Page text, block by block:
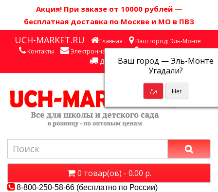
Акция! При заказе от 10000 рублей —
бесплатная доставка по Москве и МО в ПВЗ
UCH-MARKET.RU Главная Ваш город: Эль-Монте
Ваш город —Эль-Монте
Угадали?
Контакты Электронная почта
Личный кабинет
Доставка
0 товар(ов) - 0.00 р.
8-800-250-58-66 (бесплатно по России)